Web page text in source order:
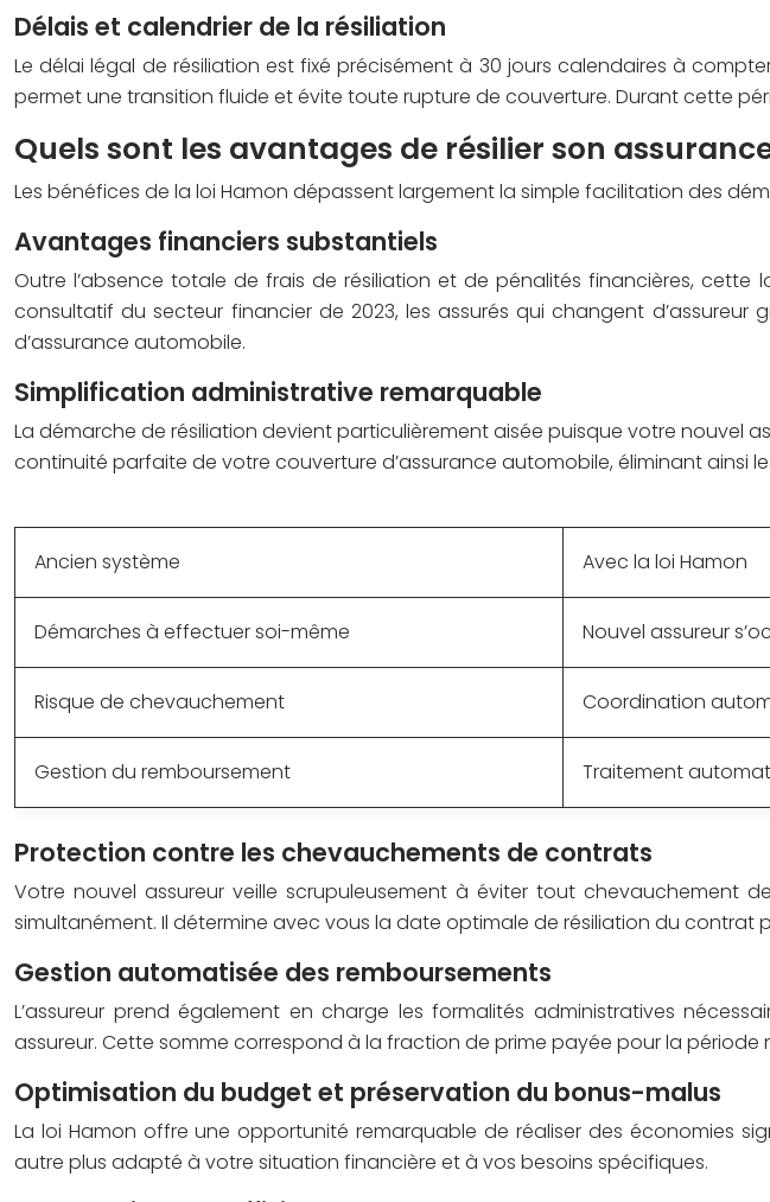
Délais et calendrier de la résiliation
Le délai légal de résiliation est fixé précisément à 30 jours calendaires à
permet une transition fluide et évite toute rupture de couverture. Durant cette
Quels sont les avantages de résilier son
Les bénéfices de la loi Hamon dépassent largement la simple facilitation des
Avantages financiers substantiels
Outre l’absence totale de frais de résiliation et de pénalités financières,
consultatif du secteur financier de 2023, les assurés qui changent d’assureur
d’assurance automobile.
Simplification administrative remarquable
La démarche de résiliation devient particulièrement aisée puisque votre nouvel
continuité parfaite de votre couverture d’assurance automobile, éliminant ainsi
Ancien système Avec la loi Hamon
Démarches à effectuer soi-même Nouvel assureur
Risque de chevauchement Coordination
Gestion du remboursement Traitement
Protection contre les chevauchements de contrats
Votre nouvel assureur veille scrupuleusement à éviter tout chevauchement
simultanément. Il détermine avec vous la date optimale de résiliation du
Gestion automatisée des remboursements
L’assureur prend également en charge les formalités administratives
assureur. Cette somme correspond à la fraction de prime payée pour la
Optimisation du budget et préservation du bonus-malus
La loi Hamon offre une opportunité remarquable de réaliser des économies
autre plus adapté à votre situation financière et à vos besoins spécifiques.